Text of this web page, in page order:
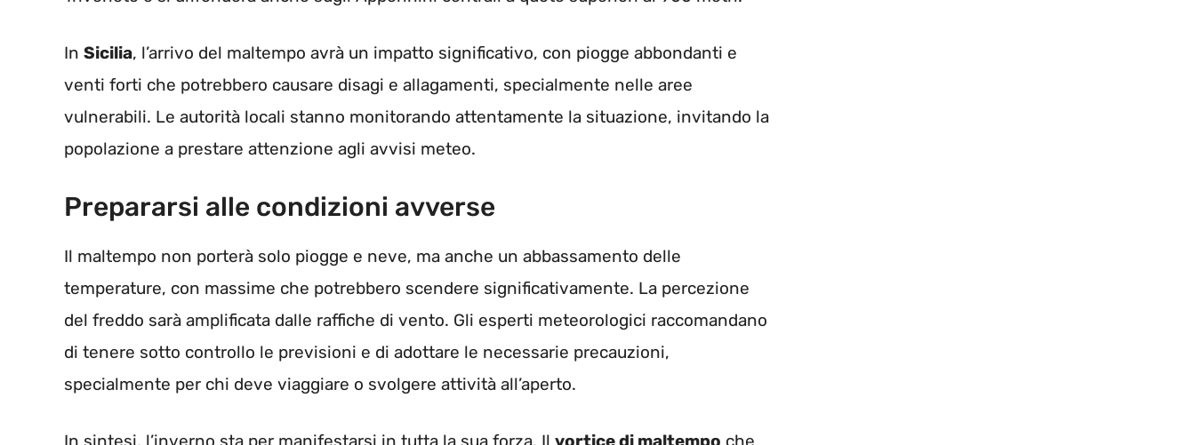
In Sicilia, l’arrivo del maltempo avrà un impatto significativo, con piogge abbondanti e
venti forti che potrebbero causare disagi e allagamenti, specialmente nelle aree
vulnerabili. Le autorità locali stanno monitorando attentamente la situazione, invitando la
popolazione a prestare attenzione agli avvisi meteo.
Prepararsi alle condizioni avverse
Il maltempo non porterà solo piogge e neve, ma anche un abbassamento delle
temperature, con massime che potrebbero scendere significativamente. La percezione
del freddo sarà amplificata dalle raffiche di vento. Gli esperti meteorologici raccomandano
di tenere sotto controllo le previsioni e di adottare le necessarie precauzioni,
specialmente per chi deve viaggiare o svolgere attività all’aperto.